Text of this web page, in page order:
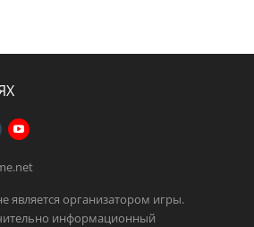
является организатором игры.
информационный